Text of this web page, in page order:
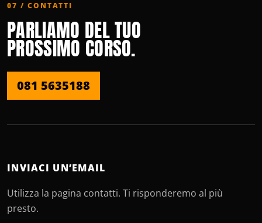
07 / CONTATTI
PARLIAMO DEL TUO
PROSSIMO CORSO.
081 5635188
INVIACI UN’EMAIL
Utilizza la pagina contatti. Ti risponderemo al più
presto.